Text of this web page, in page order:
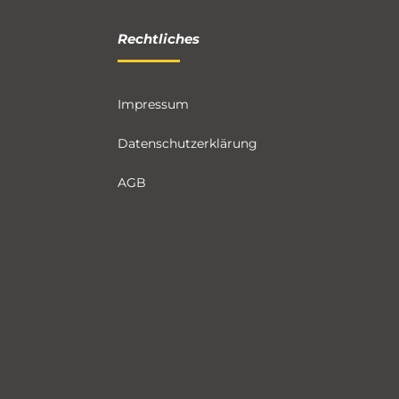
Rechtliches
Impressum
Datenschutzerklärung
AGB